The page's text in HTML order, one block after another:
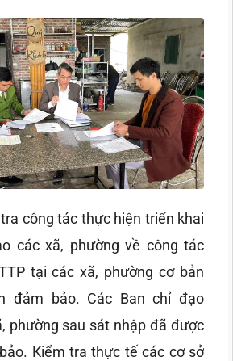
tác thực hiện triển khai
các xã, phường về công tác
tại các xã, phường cơ bản
đảm bảo. Các Ban chỉ đạo
phường sau sát nhập đã được
Kiểm tra thực tế các cơ sở